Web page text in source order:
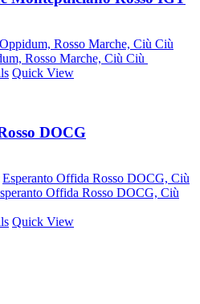
Oppidum, Rosso Marche, Ciù Ciù
Rosso Marche, Ciù Ciù
Quick View
DOCG
Esperanto Offida Rosso DOCG, Ciù
Offida Rosso DOCG, Ciù
Quick View